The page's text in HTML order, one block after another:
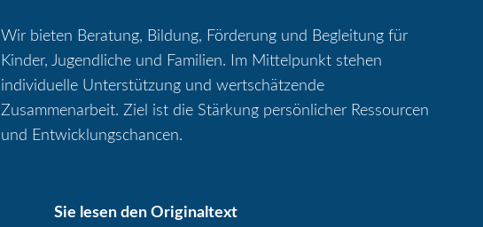
Wir bieten Beratung, Bildung, Förderung und Begleitung für
Kinder, Jugendliche und Familien. Im Mittelpunkt stehen
individuelle Unterstützung und wertschätzende
Zusammenarbeit. Ziel ist die Stärkung persönlicher Ressourcen
und Entwicklungschancen.
Sie lesen den Originaltext